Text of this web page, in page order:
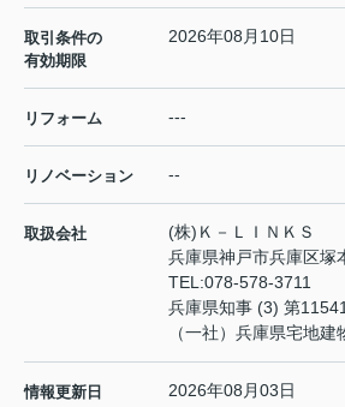
取引条件の
有効期限
2026年08月10日
リフォーム ---
リノベーション --
取扱会社
(株)Ｋ－ＬＩＮＫＳ
兵庫県神戸市兵庫区塚
TEL:078-578-3711
兵庫県知事 (3) 第
（一社）兵庫県宅地建
情報更新日 2026年08月03日